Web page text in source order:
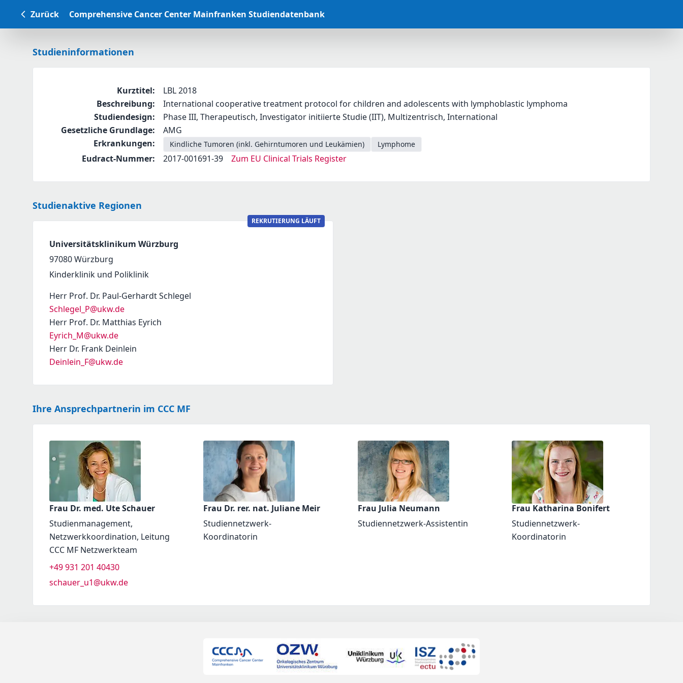
Zurück Comprehensive Cancer Center Mainfranken Studiendatenbank
Studieninformationen
Kurztitel:
LBL 2018
Beschreibung:
International cooperative treatment protocol for children and adolescents with lymphoblastic lymphoma
Studiendesign:
Phase III, Therapeutisch, Investigator initiierte Studie (IIT), Multizentrisch, International
Gesetzliche Grundlage:
AMG
Erkrankungen: Kindliche Tumoren (inkl. Gehirntumoren und Leukämien) Lymphome
Eudract-Nummer: 2017-001691-39 Zum EU Clinical Trials Register
Studienaktive Regionen
REKRUTIERUNG LÄUFT
Universitätsklinikum Würzburg
97080Würzburg
Kinderklinik und Poliklinik
Herr Prof. Dr. Paul-Gerhardt Schlegel
Schlegel_P@ukw.de
Herr Prof. Dr. Matthias Eyrich
Eyrich_M@ukw.de
Herr Dr. Frank Deinlein
Deinlein_F@ukw.de
Ihre Ansprechpartnerin im CCC MF
Frau Dr. med. Ute Schauer
Studienmanagement,
Netzwerkkoordination, Leitung
CCC MF Netzwerkteam
+49 931 201 40430
schauer_u1@ukw.de
Frau Dr. rer. nat. Juliane Meir
Studiennetzwerk-
Koordinatorin
Frau Julia Neumann
Studiennetzwerk-Assistentin
Frau Katharina Bonifert
Studiennetzwerk-
Koordinatorin